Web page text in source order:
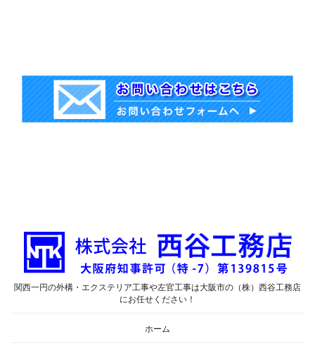
関西一円の外構・エクステリア工事や左官工事は大阪市の（株）西谷工務店
にお任せください！
ホーム